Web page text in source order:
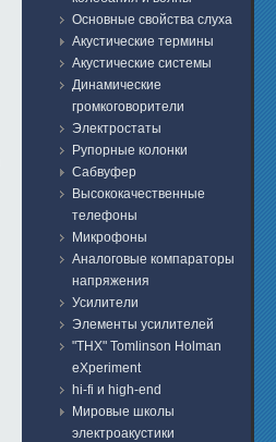
Основные свойства слуха
Акустические термины
Акустические системы
Динамические
громкоговорители
Электростаты
Рупорные колонки
Сабвуфер
Высококачественные
телефоны
Микрофоны
Аналоговые компараторы
напряжения
Усилители
Элементы усилителей
"THX" Tomlinson Holman
eXperiment
hi-fi и high-end
Мировые школы
электроакустики